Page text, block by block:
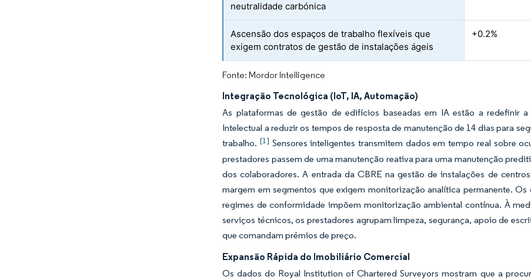
neutralidade carbónica
Ascensão dos espaços de trabalho flexíveis que
exigem contratos de gestão de instalações ágeis
+0.2%
Fonte: Mordor Intelligence
Integração Tecnológica (IoT, IA, Automação)
As plataformas de gestão de edifícios baseadas em IA estão a redefinir
Intelectual a reduzir os tempos de resposta de manutenção de 14 dias para
trabalho. [1] Sensores inteligentes transmitem dados em tempo real sobre
prestadores passem de uma manutenção reativa para uma manutenção
dos colaboradores. A entrada da CBRE na gestão de instalações de
margem em segmentos que exigem monitorização analítica permanente.
regimes de conformidade impõem monitorização ambiental contínua. À
serviços técnicos, os prestadores agrupam limpeza, segurança, apoio de
que comandam prémios de preço.
Expansão Rápida do Imobiliário Comercial
Os dados do Royal Institution of Chartered Surveyors mostram que a